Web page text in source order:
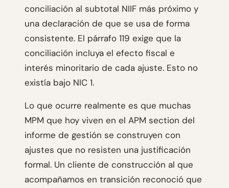
conciliación al subtotal NIIF más próximo y
una declaración de que se usa de forma
consistente. El párrafo 119 exige que la
conciliación incluya el efecto fiscal e
interés minoritario de cada ajuste. Esto no
existía bajo NIC 1.
Lo que ocurre realmente es que muchas
MPM que hoy viven en el APM section del
informe de gestión se construyen con
ajustes que no resisten una justificación
formal. Un cliente de construcción al que
acompañamos en transición reconoció que